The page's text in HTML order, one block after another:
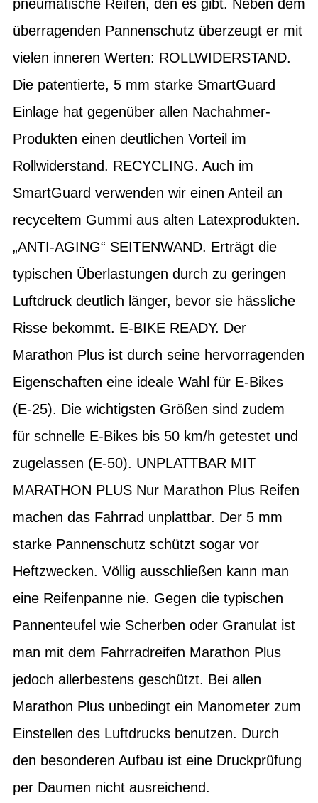
pneumatische Reifen, den es gibt. Neben dem
überragenden Pannenschutz überzeugt er mit
vielen inneren Werten: ROLLWIDERSTAND.
Die patentierte, 5 mm starke SmartGuard
Einlage hat gegenüber allen Nachahmer-
Produkten einen deutlichen Vorteil im
Rollwiderstand. RECYCLING. Auch im
SmartGuard verwenden wir einen Anteil an
recyceltem Gummi aus alten Latexprodukten.
„ANTI-AGING“ SEITENWAND. Erträgt die
typischen Überlastungen durch zu geringen
Luftdruck deutlich länger, bevor sie hässliche
Risse bekommt. E-BIKE READY. Der
Marathon Plus ist durch seine hervorragenden
Eigenschaften eine ideale Wahl für E-Bikes
(E-25). Die wichtigsten Größen sind zudem
für schnelle E-Bikes bis 50 km/h getestet und
zugelassen (E-50). UNPLATTBAR MIT
MARATHON PLUS Nur Marathon Plus Reifen
machen das Fahrrad unplattbar. Der 5 mm
starke Pannenschutz schützt sogar vor
Heftzwecken. Völlig ausschließen kann man
eine Reifenpanne nie. Gegen die typischen
Pannenteufel wie Scherben oder Granulat ist
man mit dem Fahrradreifen Marathon Plus
jedoch allerbestens geschützt. Bei allen
Marathon Plus unbedingt ein Manometer zum
Einstellen des Luftdrucks benutzen. Durch
den besonderen Aufbau ist eine Druckprüfung
per Daumen nicht ausreichend.